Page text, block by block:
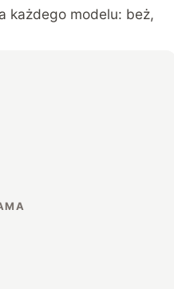
każdego modelu: beż,